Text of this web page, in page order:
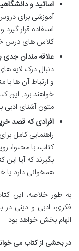
اساتید و
آموزشی برای
استفاده قرار
کلاس های درس
علاقه مندان جدی
دنبال درک لایه
و ارتباط آن ها
خواهند برد. این
متون آشنای ادبی
افرادی که قصد
راهنمایی کامل
کتاب، با محتوا،
بگیرند که آیا
همخوانی دارد یا
به طور خلاصه، این
فکری، ادبی و دینی در
الهام بخش خواهد بود.
در بخشی از کتاب می